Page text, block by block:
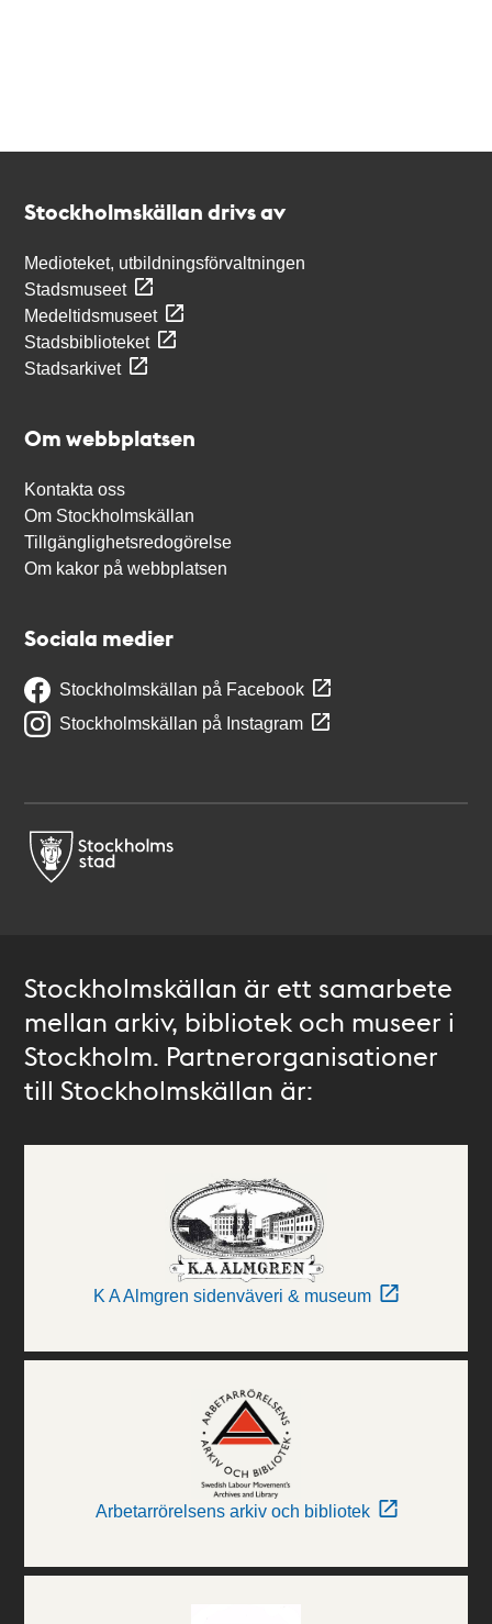
Stockholmskällan drivs av
Medioteket, utbildningsförvaltningen
Stadsmuseet
Medeltidsmuseet
Stadsbiblioteket
Stadsarkivet
Om webbplatsen
Kontakta oss
Om Stockholmskällan
Tillgänglighetsredogörelse
Om kakor på webbplatsen
Sociala medier
Stockholmskällan på Facebook
Stockholmskällan på Instagram
Stockholmskällan är ett samarbete
mellan arkiv, bibliotek och museer i
Stockholm. Partnerorganisationer
till Stockholmskällan är:
K A Almgren sidenväveri & museum
Arbetarrörelsens arkiv och bibliotek